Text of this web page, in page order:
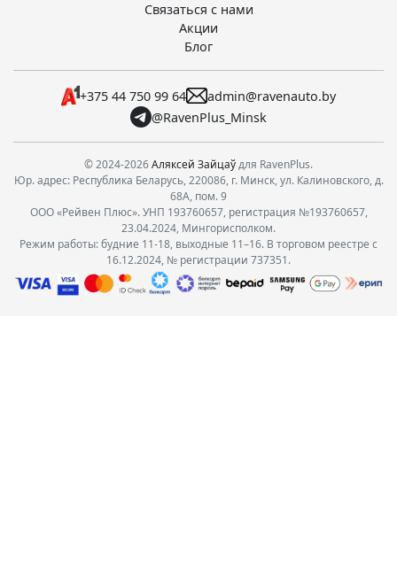
Связаться с нами
Акции
Блог
+375 44 750 99 64
admin@ravenauto.by
@RavenPlus_Minsk
© 2024-2026Аляксей Зайцаўдля RavenPlus.
Юр. адрес: Республика Беларусь, 220086, г. Минск, ул. Калиновского, д.
68А, пом. 9
ООО «Рейвен Плюс». УНП 193760657, регистрация №193760657,
23.04.2024, Мингорисполком.
Режим работы: будние 11-18, выходные 11–16. В торговом реестре с
16.12.2024, № регистрации 737351.